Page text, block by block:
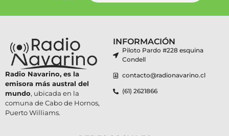
Radio Navarino, es la
emisora más austral del
mundo, ubicada en la
comuna de Cabo de Hornos,
Puerto Williams.
INFORMACIÓN
Piloto Pardo #228 esquina
Condell
contacto@radionavarino.cl
(61) 2621866